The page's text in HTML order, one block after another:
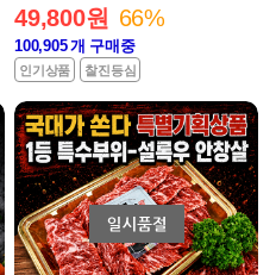
49,800원 66%
100,905개 구매중
인기상품 찰진등심